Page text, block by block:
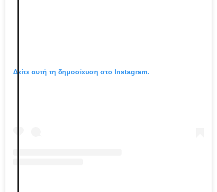
Δείτε αυτή τη δημοσίευση στο Instagram.